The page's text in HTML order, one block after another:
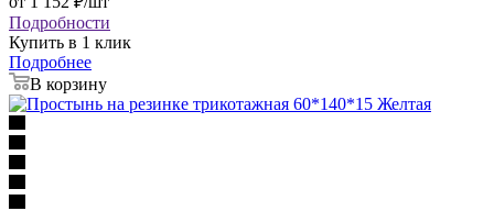
Подробности
Купить в 1 клик
Подробнее
В корзину